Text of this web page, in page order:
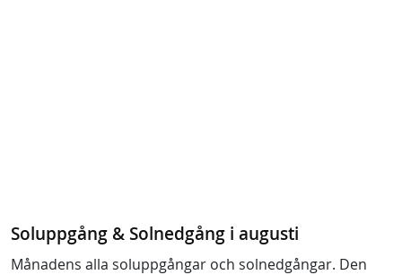
Soluppgång & Solnedgång i augusti
Månadens alla soluppgångar och solnedgångar. Den